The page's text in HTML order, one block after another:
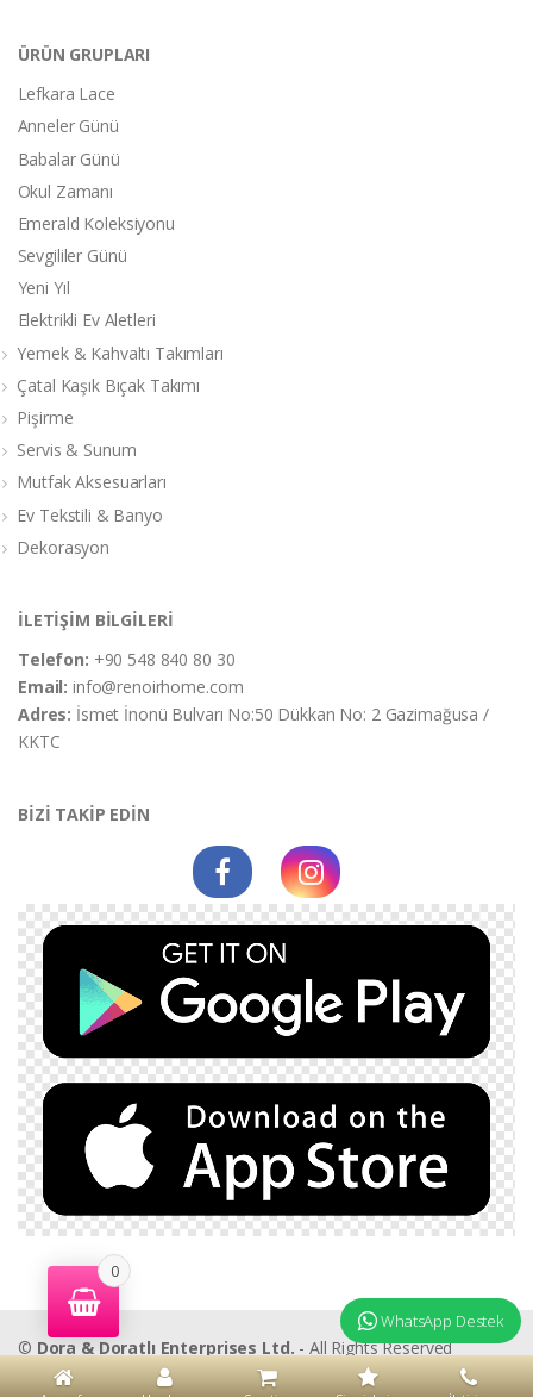
ÜRÜN GRUPLARI
Lefkara Lace
Anneler Günü
Babalar Günü
Okul Zamanı
Emerald Koleksiyonu
Sevgililer Günü
Yeni Yıl
Elektrikli Ev Aletleri
Yemek & Kahvaltı Takımları
Çatal Kaşık Bıçak Takımı
Pişirme
Servis & Sunum
Mutfak Aksesuarları
Ev Tekstili & Banyo
Dekorasyon
İLETİŞİM BİLGİLERİ
Telefon: +90 548 840 80 30
Email:info@renoirhome.com
Adres: İsmet İnonü Bulvarı No:50 Dükkan No: 2 Gazimağusa /
KKTC
BİZİ TAKİP EDİN
© Dora & Doratlı Enterprises Ltd. - All Rights Reserved
0
WhatsApp Destek